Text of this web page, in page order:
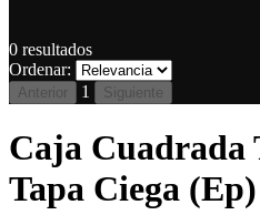
0 resultados
Ordenar:
Anterior 1 Siguiente
Caja Cuadrada
Tapa Ciega